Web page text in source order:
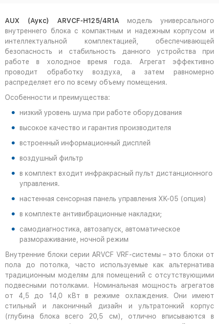
AUX (Аукс) ARVCF-H125/4R1A модель универсального
внутреннего блока с компактным и надежным корпусом и
интеллектуальной комплектацией, обеспечивающей
безопасность и стабильность данного устройства при
работе в холодное время года. Агрегат эффективно
проводит обработку воздуха, а затем равномерно
распределяет его по всему объему помещения.
Особенности и преимущества:
низкий уровень шума при работе оборудования
высокое качество и гарантия производителя
встроенный информационный дисплей
воздушный фильтр
в комплект входит инфракрасный пульт дистанционного
управления.
настенная сенсорная панель управления XK-05 (опция)
в комплекте антивибрационные накладки;
самодиагностика, автозапуск, автоматическое
размораживание, ночной режим
Внутренние блоки серии ARVCF VRF-системы – это блоки от
пола до потолка, часто используемые как альтернатива
традиционным моделям для помещений с отсутствующими
подвесными потолками. Номинальная мощность агрегатов
от 4,5 до 14,0 кВт в режиме охлаждения. Они имеют
стильный и лаконичный дизайн и ультратонкий корпус
(глубина блока всего 20,5 см), отлично вписываются в